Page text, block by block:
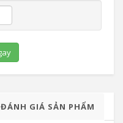
ĐÁNH GIÁ SẢN PHẨM